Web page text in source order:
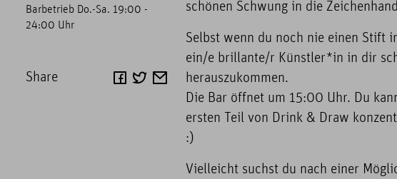
Barbetrieb Do.-Sa. 19:00 -
24:00 Uhr
Share
schönen Schwung in die
Selbst wenn du noch nie einen Stift
ein/e brillante/r Künstler*in in dir
herauszukommen.
Die Bar öffnet um 15:00 Uhr. Du
ersten Teil von Drink & Draw
:)
Vielleicht suchst du nach einer